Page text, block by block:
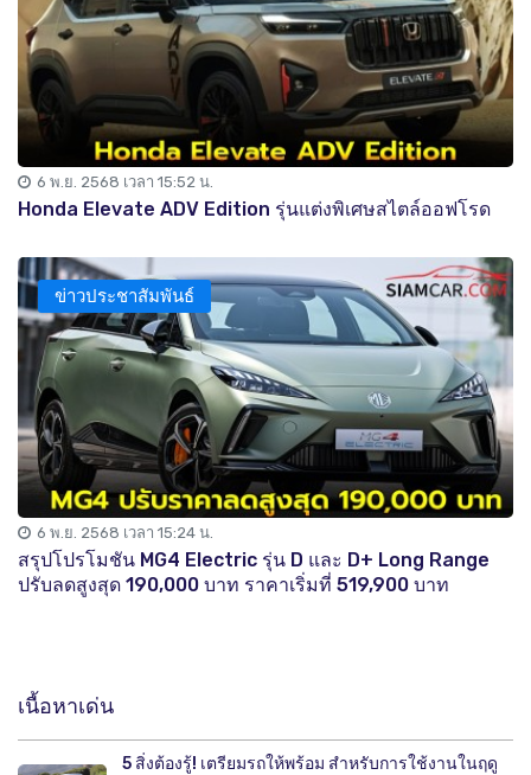
6 พ.ย. 2568 เวลา 15:52 น.
Honda Elevate ADV Edition รุ่นแต่งพิเศษสไตล์ออฟโรด
ข่าวประชาสัมพันธ์
6 พ.ย. 2568 เวลา 15:24 น.
สรุปโปรโมชัน MG4 Electric รุ่น D และ D+ Long Range
ปรับลดสูงสุด 190,000 บาท ราคาเริ่มที่ 519,900 บาท
เนื้อหาเด่น
5 สิ่งต้องรู้! เตรียมรถให้พร้อม สำหรับการใช้งานในฤดู